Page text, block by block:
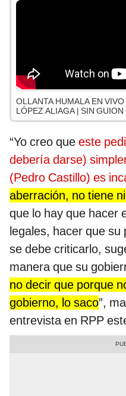
OLLANTA HUMALA EN
LÓPEZ ALIAGA | SIN
“Yo creo que este
debería darse)
(Pedro Castillo) es
aberración, no tiene
que lo hay que hacer
legales, hacer que su
se debe criticarlo,
manera que su
no decir que porque
gobierno, lo saco”,
entrevista en RPP